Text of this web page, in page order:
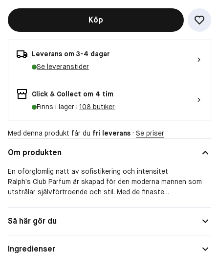
Köp
Leverans om 3-4 dagar
Se leveranstider
Click & Collect om 4 tim
Finns i lager i 108 butiker
Med denna produkt får du fri leverans · Se priser
Om produkten
En oförglömlig natt av sofistikering och intensitet
Ralph’s Club Parfum är skapad för den moderna mannen som
utstrålar självförtroende och stil. Med de finaste
handlar om en exklusiv tillställning eller en minnesvärd kväll,
fångar Ralph’s Club Parfum essensen av fest och gör varje
Så här gör du
Ingredienser